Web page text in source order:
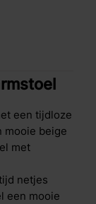
een tijdloze
mooie beige
met
netjes
een mooie